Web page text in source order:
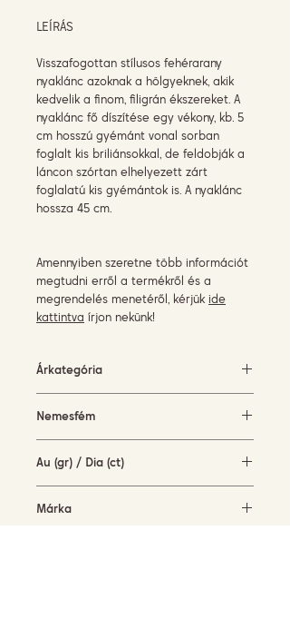
LEÍRÁS
Visszafogottan stílusos fehérarany
nyaklánc azoknak a hölgyeknek, akik
kedvelik a finom, filigrán ékszereket. A
nyaklánc fő díszítése egy vékony, kb. 5
cm hosszú gyémánt vonal sorban
foglalt kis briliánsokkal, de feldobják a
láncon szórtan elhelyezett zárt
foglalatú kis gyémántok is. A nyaklánc
hossza 45 cm.
Amennyiben szeretne több információt
megtudni erről a termékről és a
megrendelés menetéről, kérjük ide
kattintva írjon nekünk!
Árkategória
Nemesfém
Au (gr) / Dia (ct)
Márka